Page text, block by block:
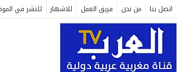
اتصل بنا من نحن فريق العمل للاشهار للنشر في